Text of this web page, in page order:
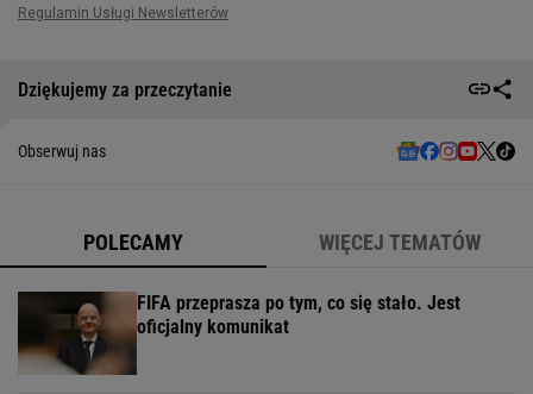
Dziękujemy za przeczytanie
Obserwuj nas
POLECAMY WIĘCEJ TEMATÓW
FIFA przeprasza po tym, co się stało. Jest
oficjalny komunikat